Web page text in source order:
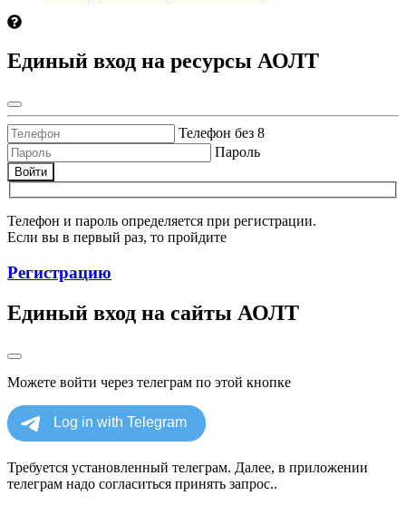
Единый вход на ресурсы АОЛТ
Телефон без 8
Пароль
Войти
Телефон и пароль определяется при регистрации.
Если вы в первый раз, то пройдите
Регистрацию
Единый вход на сайты АОЛТ
Можете войти через телеграм по этой кнопке
Требуется установленный телеграм. Далее, в приложении
телеграм надо согласиться принять запрос..